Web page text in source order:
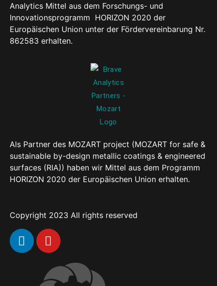
Analytics Mittel aus dem Forschungs- und
Innovationsprogramm HORIZON 2020 der
Europäischen Union unter der Fördervereinbarung Nr.
862583 erhalten.
Als Partner des MOZART project (MOZART for safe &
sustainable by-design metallic coatings & engineered
surfaces (RIA)) haben wir Mittel aus dem Programm
HORIZON 2020 der Europäischen Union erhalten.
Copyright 2023 All rights reserved